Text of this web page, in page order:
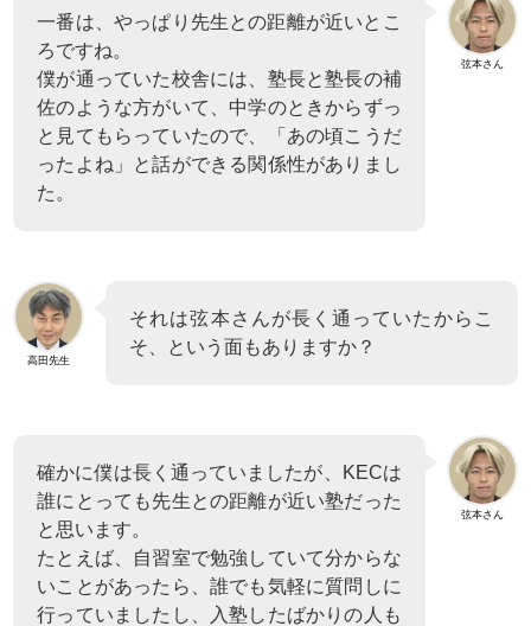
弦本さん
一番は、やっぱり先生との距離が近いとこ
ろですね。
僕が通っていた校舎には、塾長と塾長の補
佐のような方がいて、中学のときからずっ
と見てもらっていたので、「あの頃こうだ
ったよね」と話ができる関係性がありまし
た。
高田先生
それは弦本さんが長く通っていたからこ
そ、という面もありますか？
弦本さん
確かに僕は長く通っていましたが、KECは
誰にとっても先生との距離が近い塾だった
と思います。
たとえば、自習室で勉強していて分からな
いことがあったら、誰でも気軽に質問しに
行っていましたし、入塾したばかりの人も